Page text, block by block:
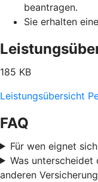
beantragen.
Sie erhalten
185 KB
Leistungsübersicht
FAQ
Für wen eignet
Was unterscheidet
anderen